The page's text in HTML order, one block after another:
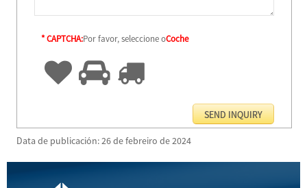
* CAPTCHA:Por favor, seleccione oCoche
Data de publicación: 26 de febreiro de 2024